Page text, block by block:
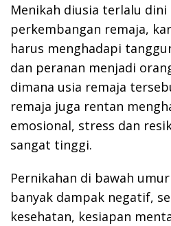
Menikah diusia terlalu
perkembangan remaja,
harus menghadapi
dan peranan menjadi
dimana usia remaja
remaja juga rentan
emosional, stress dan
sangat tinggi.
Pernikahan di bawah
banyak dampak negatif,
kesehatan, kesiapan